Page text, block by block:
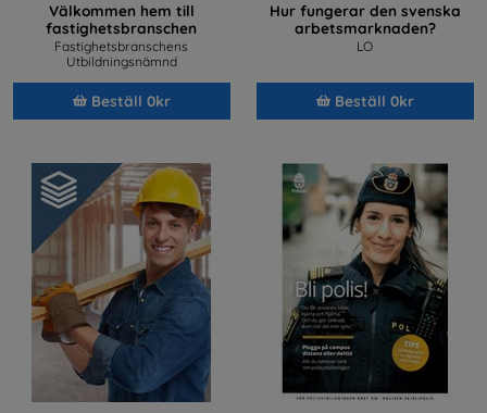
Välkommen hem till
fastighetsbranschen
Fastighetsbranschens
Utbildningsnämnd
Beställ 0kr
Hur fungerar den svenska
arbetsmarknaden?
LO
Beställ 0kr